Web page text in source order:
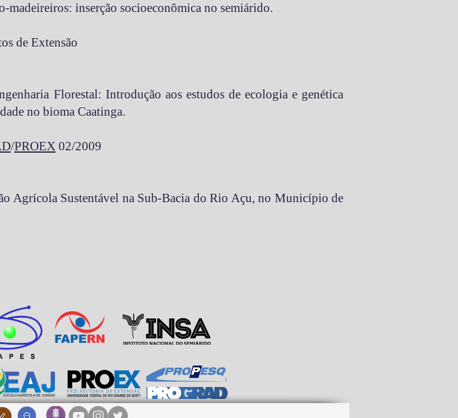
madeireiros: inserção socioeconômica no semiárido.
de Extensão
Florestal: Introdução aos estudos de ecologia e genética
no bioma Caatinga.
/PROEX 02/2009
Agrícola Sustentável na Sub-Bacia do Rio Açu, no Município de